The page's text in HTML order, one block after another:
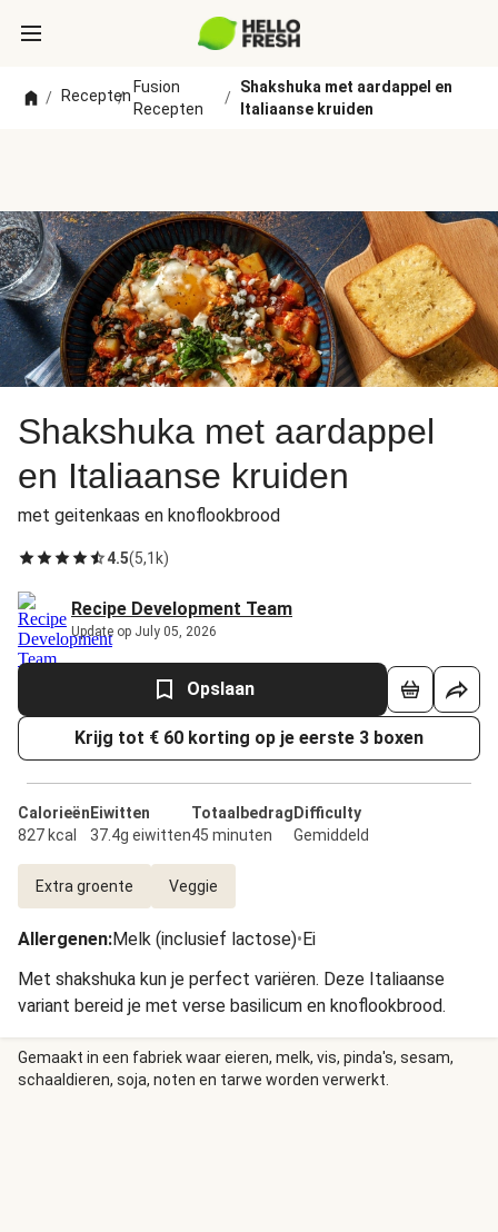
/ Recepten
/
Fusion
Recepten
/
Shakshuka met aardappel en
Italiaanse kruiden
Shakshuka met aardappel
en Italiaanse kruiden
met geitenkaas en knoflookbrood
4.5(5,1k)
Recipe Development Team
Update op July 05, 2026
Opslaan
Krijg tot € 60 korting op je eerste 3 boxen
Calorieën
827 kcal
Eiwitten
37.4g eiwitten
Totaalbedrag
45 minuten
Difficulty
Gemiddeld
Extra groente Veggie
Allergenen:Melk (inclusief lactose)•Ei
Met shakshuka kun je perfect variëren. Deze Italiaanse
variant bereid je met verse basilicum en knoflookbrood.
Gemaakt in een fabriek waar eieren, melk, vis, pinda's, sesam,
schaaldieren, soja, noten en tarwe worden verwerkt.